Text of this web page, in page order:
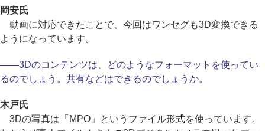
岡安氏
動画に対応できたことで、今回はワンセグも3D変換できる
ようになっています。
――3Dのコンテンツは、どのようなフォーマットを使ってい
るのでしょう。共有などはできるのでしょうか。
木戸氏
3Dの写真は「MPO」というファイル形式を使っています。